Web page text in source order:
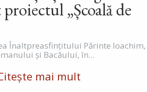
„Școală de
Înaltpreasfințitului Părinte Ioachim,
și Bacăului, în...
mai mult